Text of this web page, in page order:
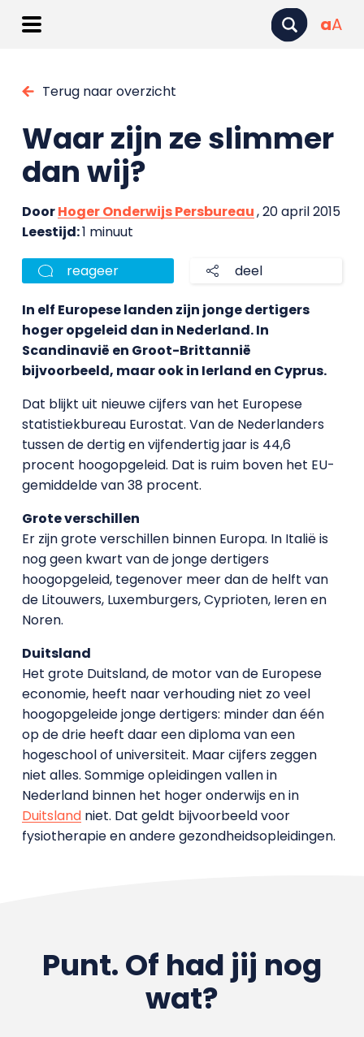
aA
Terug naar overzicht
Waar zijn ze slimmer
dan wij?
DoorHoger Onderwijs Persbureau, 20 april 2015
Leestijd:1 minuut
reageer deel
In elf Europese landen zijn jonge dertigers
hoger opgeleid dan in Nederland. In
Scandinavië en Groot-Brittannië
bijvoorbeeld, maar ook in Ierland en Cyprus.
Dat blijkt uit nieuwe cijfers van het Europese
statistiekbureau Eurostat. Van de Nederlanders
tussen de dertig en vijfendertig jaar is 44,6
procent hoogopgeleid. Dat is ruim boven het EU-
gemiddelde van 38 procent.
Grote verschillen
Er zijn grote verschillen binnen Europa. In Italië is
nog geen kwart van de jonge dertigers
hoogopgeleid, tegenover meer dan de helft van
de Litouwers, Luxemburgers, Cyprioten, Ieren en
Noren.
Duitsland
Het grote Duitsland, de motor van de Europese
economie, heeft naar verhouding niet zo veel
hoogopgeleide jonge dertigers: minder dan één
op de drie heeft daar een diploma van een
hogeschool of universiteit. Maar cijfers zeggen
niet alles. Sommige opleidingen vallen in
Nederland binnen het hoger onderwijs en in
Duitslandniet. Dat geldt bijvoorbeeld voor
fysiotherapie en andere gezondheidsopleidingen.
Punt. Of had jij nog
wat?